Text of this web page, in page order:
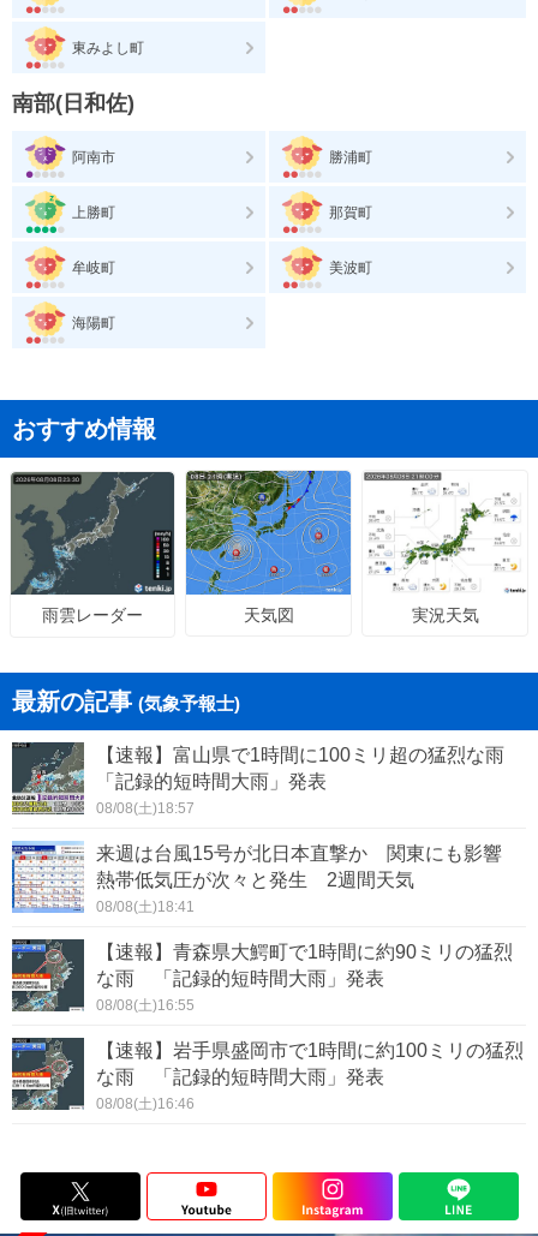
東みよし町
南部(日和佐)
阿南市 勝浦町
上勝町 那賀町
牟岐町 美波町
海陽町
おすすめ情報
雨雲レーダー 天気図 実況天気
最新の記事 (気象予報士)
【速報】富山県で1時間に100ミリ超の猛烈な雨
「記録的短時間大雨」発表
08/08(土)18:57
来週は台風15号が北日本直撃か 関東にも影響
熱帯低気圧が次々と発生 2週間天気
08/08(土)18:41
【速報】青森県大鰐町で1時間に約90ミリの猛烈
な雨 「記録的短時間大雨」発表
08/08(土)16:55
【速報】岩手県盛岡市で1時間に約100ミリの猛烈
な雨 「記録的短時間大雨」発表
08/08(土)16:46